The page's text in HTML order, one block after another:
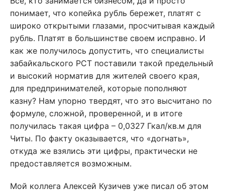
понимает, что копейка рубль бережет, платят с
широко открытыми глазами, просчитывая каждый
рубль. Платят в большинстве своем исправно. И
как же получилось допустить, что специалисты
забайкальского РСТ поставили такой предельный
и высокий норматив для жителей своего края,
для предпринимателей, которые пополняют
казну? Нам упорно твердят, что это высчитано по
формуле, сложной, проверенной, и в итоге
получилась такая цифра – 0,0327 Гкал/кв.м для
Читы. По факту оказывается, что «догнать»,
откуда же взялись эти цифры, практически не
предоставляется возможным.
Мой коллега Алексей Кузичев уже писал об этом